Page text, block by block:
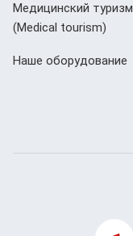
Медицинский туризм
(Мedical tourism)
Наше оборудование